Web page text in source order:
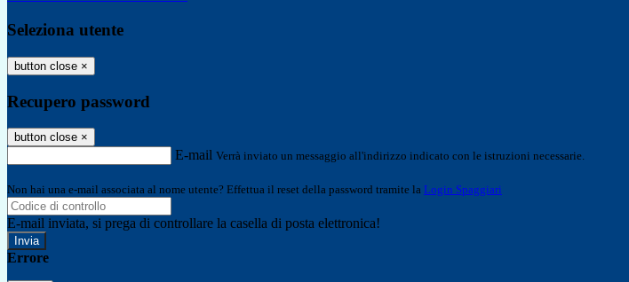
Seleziona utente
button close ×
Recupero password
button close ×
E-mail Verrà inviato un messaggio all'indirizzo indicato con le istruzioni necessarie.
Non hai una e-mail associata al nome utente? Effettua il reset della password tramite la Login Spaggiari
E-mail inviata, si prega di controllare la casella di posta elettronica!
Errore